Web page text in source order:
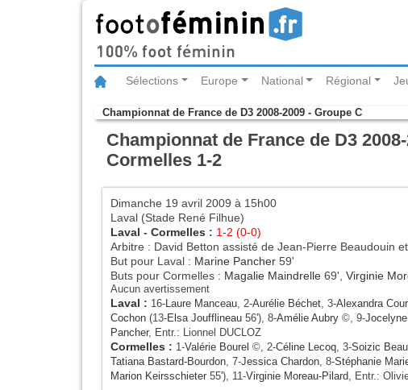
Sélections Europe National Régional
Championnat de France de D3 2008-2009 - Groupe C
Championnat de France de D3
Cormelles 1-2
Dimanche 19 avril 2009 à 15h00
Laval (Stade René Filhue)
Laval - Cormelles : 1-2 (0-0)
Arbitre : David Betton assisté de Jean-Pierre Beaudouin
But pour Laval : Marine Pancher 59'
Buts pour Cormelles : Magalie Maindrelle 69', Virginie
Aucun avertissement
Laval : 16- Laure Manceau , 2-Aurélie Béchet , 3-Alexandra
Cochon (13-Elsa Joufflineau 56'), 8-Amélie Aubry ©, 9-
Pancher, Entr.: Lionnel DUCLOZ
Cormelles : 1-Valérie Bourel ©, 2-Céline Lecoq , 3-Soizic
Tatiana Bastard-Bourdon , 7-Jessica Chardon , 8-Stéphanie
Marion Keirsschieter 55'), 11-Virginie Moreau-Pilard , Entr.: